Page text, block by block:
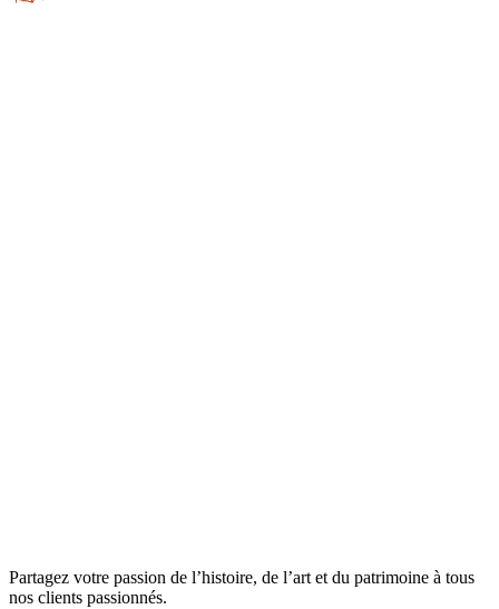
Partagez votre passion de l’histoire, de l’art et du patrimoine à tous
nos clients passionnés.